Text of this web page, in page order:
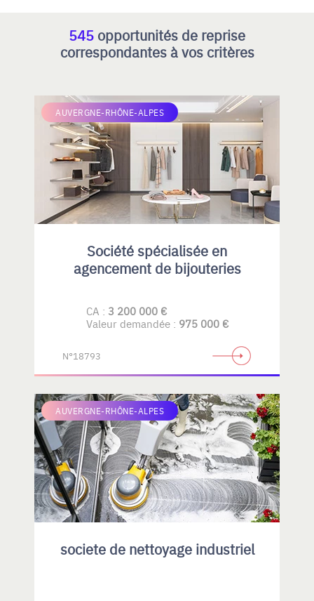
545 opportunités de reprise
correspondantes à vos critères
AUVERGNE-RHÔNE-ALPES
Société spécialisée en
agencement de bijouteries
CA : 3 200 000 €
Valeur demandée : 975 000 €
N°18793
AUVERGNE-RHÔNE-ALPES
societe de nettoyage industriel